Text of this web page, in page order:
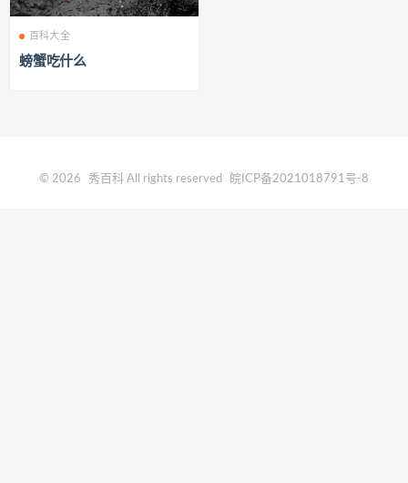
百科大全
螃蟹吃什么
© 2026 秀百科 All rights reserved 皖ICP备2021018791号-8